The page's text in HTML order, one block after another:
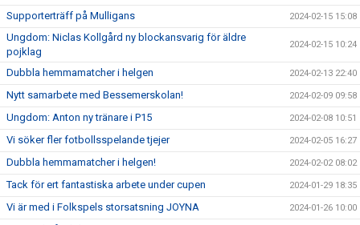
Supporterträff på Mulligans 2024-02-15 15:08
Ungdom: Niclas Kollgård ny blockansvarig för äldre
pojklag
2024-02-15 10:24
Dubbla hemmamatcher i helgen 2024-02-13 22:40
Nytt samarbete med Bessemerskolan! 2024-02-09 09:58
Ungdom: Anton ny tränare i P15 2024-02-08 10:51
Vi söker fler fotbollsspelande tjejer 2024-02-05 16:27
Dubbla hemmamatcher i helgen! 2024-02-02 08:02
Tack för ert fantastiska arbete under cupen 2024-01-29 18:35
Vi är med i Folkspels storsatsning JOYNA 2024-01-26 10:00